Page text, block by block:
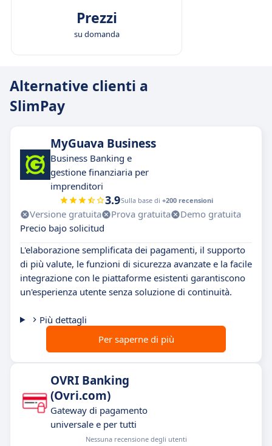
Prezzi
su domanda
Alternative clienti a
SlimPay
MyGuava Business
Business Banking e
gestione finanziaria per
imprenditori
3.9Sulla base di +200 recensioni
Versione gratuita Prova gratuita
Demo gratuita
Precio bajo solicitud
L'elaborazione semplificata dei pagamenti, il supporto
di più valute, le funzioni di sicurezza avanzate e la facile
integrazione con le piattaforme esistenti garantiscono
un'esperienza utente senza soluzione di continuità.
Più dettagli
Per saperne di più
OVRI Banking
(Ovri.com)
Gateway di pagamento
universale e per tutti
Nessuna recensione degli utenti